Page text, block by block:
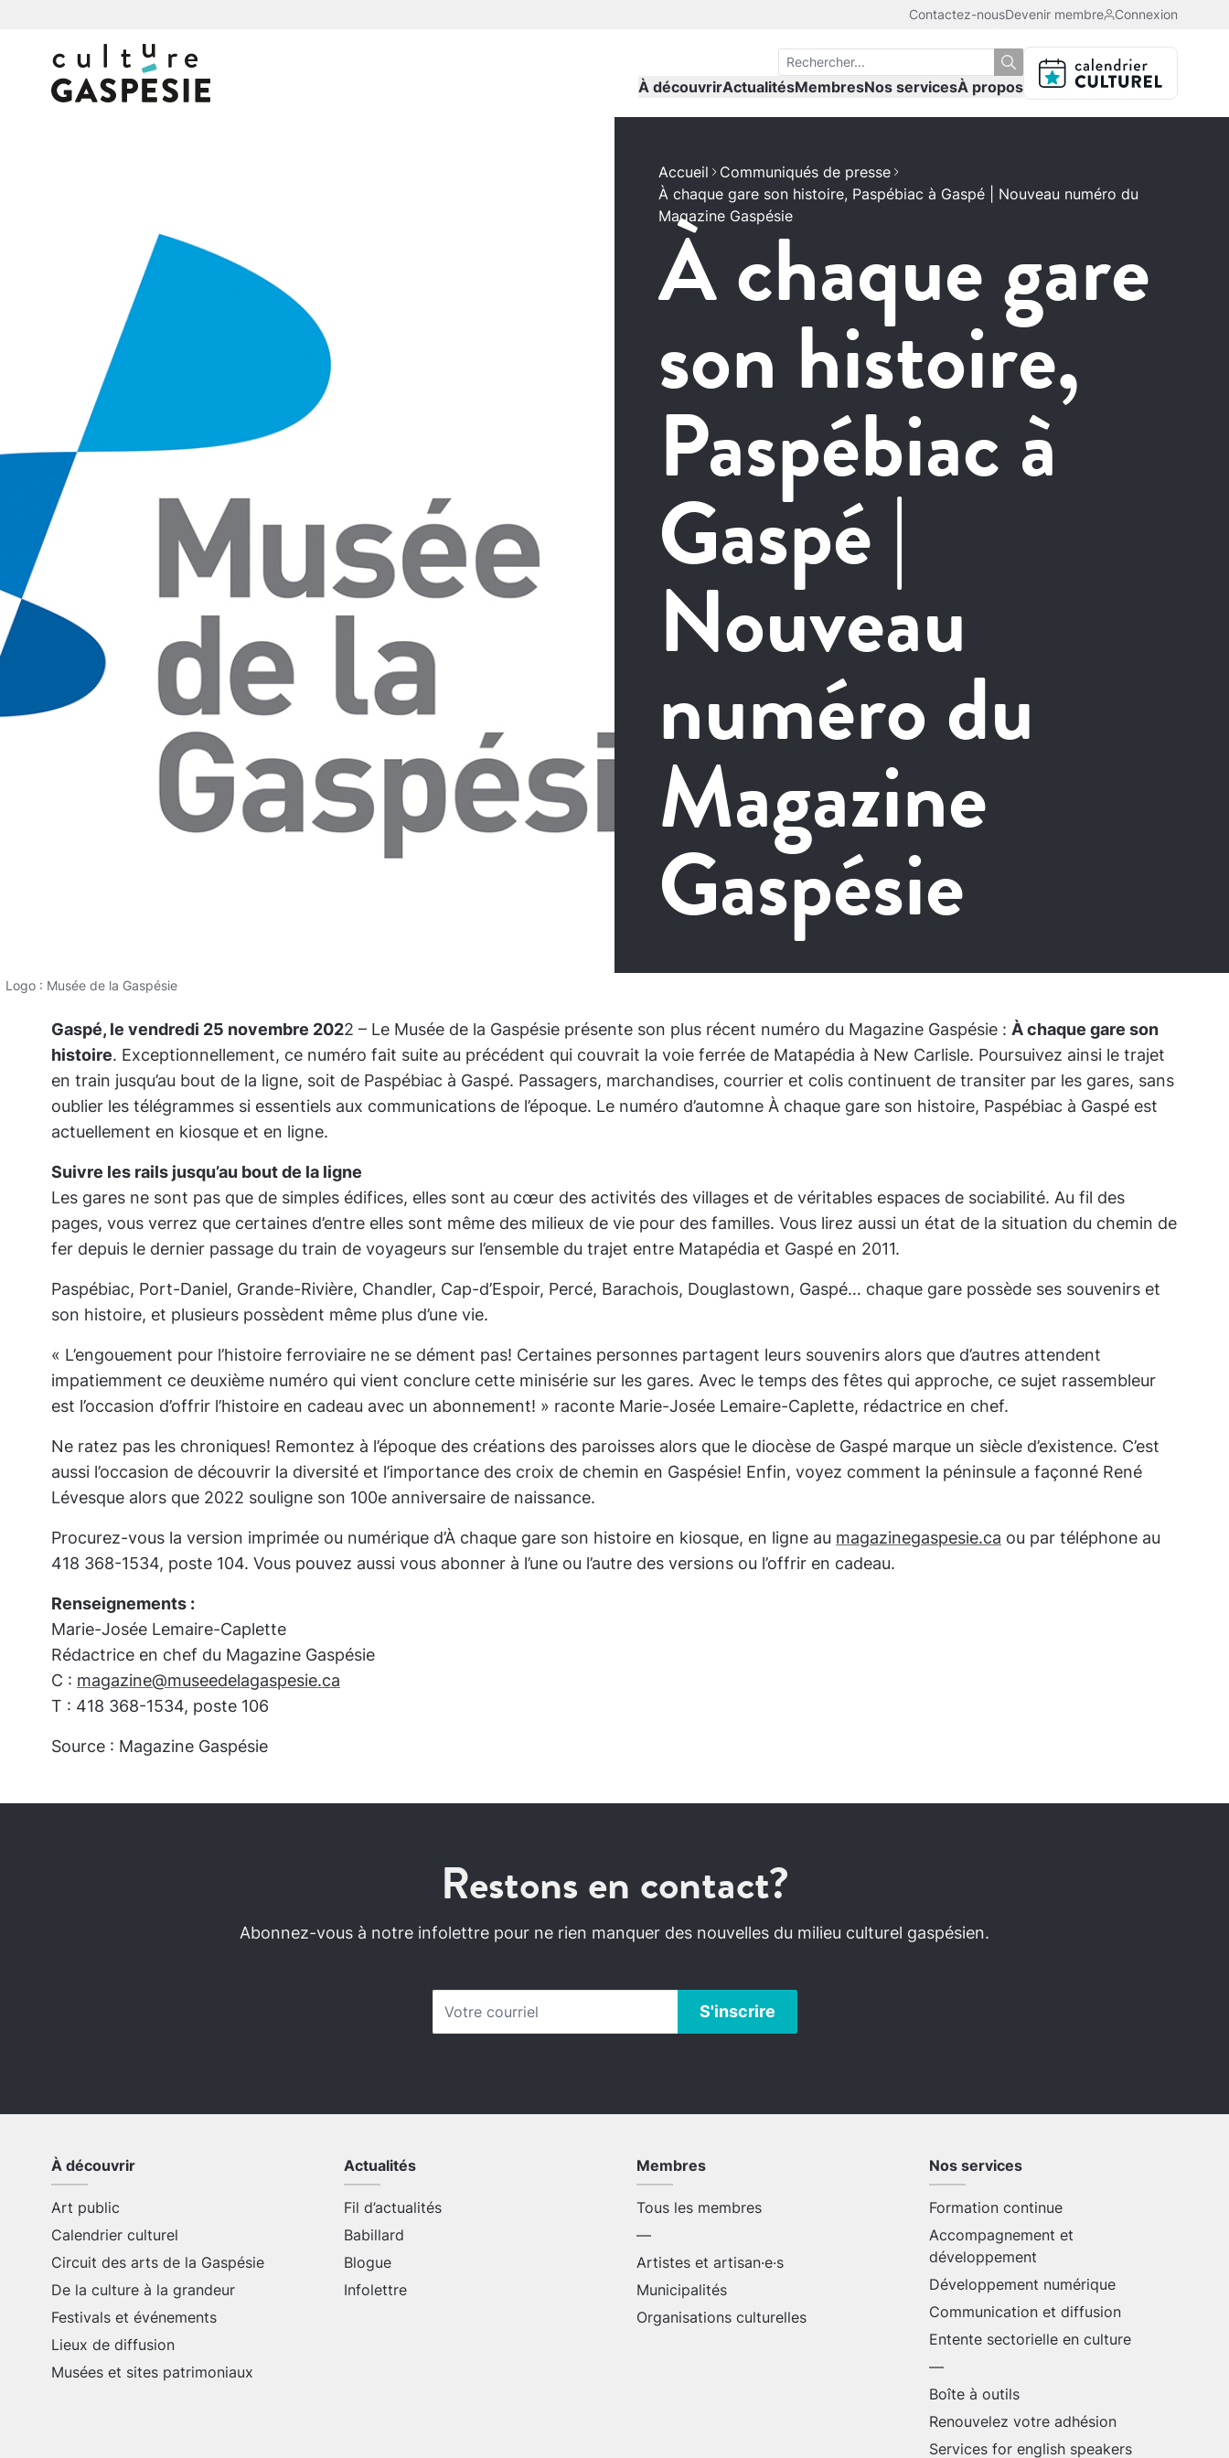
Contactez-nousDevenir membre Connexion
À découvrirActualitésMembresNos servicesÀ propos
Logo : Musée de la Gaspésie
Accueil
Communiqués de presse
À chaque gare son histoire, Paspébiac à Gaspé | Nouveau numéro du
Magazine Gaspésie
À chaque gare
son histoire,
Paspébiac à
Gaspé |
Nouveau
numéro du
Magazine
Gaspésie
Gaspé, le vendredi 25 novembre 2022 – Le Musée de la Gaspésie présente son plus récent numéro du Magazine Gaspésie : À chaque gare son
histoire. Exceptionnellement, ce numéro fait suite au précédent qui couvrait la voie ferrée de Matapédia à New Carlisle. Poursuivez ainsi le trajet
en train jusqu’au bout de la ligne, soit de Paspébiac à Gaspé. Passagers, marchandises, courrier et colis continuent de transiter par les gares, sans
oublier les télégrammes si essentiels aux communications de l’époque. Le numéro d’automne À chaque gare son histoire, Paspébiac à Gaspé est
actuellement en kiosque et en ligne.
Suivre les rails jusqu’au bout de la ligne
Les gares ne sont pas que de simples édifices, elles sont au cœur des activités des villages et de véritables espaces de sociabilité. Au fil des
pages, vous verrez que certaines d’entre elles sont même des milieux de vie pour des familles. Vous lirez aussi un état de la situation du chemin de
fer depuis le dernier passage du train de voyageurs sur l’ensemble du trajet entre Matapédia et Gaspé en 2011.
Paspébiac, Port-Daniel, Grande-Rivière, Chandler, Cap-d’Espoir, Percé, Barachois, Douglastown, Gaspé… chaque gare possède ses souvenirs et
son histoire, et plusieurs possèdent même plus d’une vie.
« L’engouement pour l’histoire ferroviaire ne se dément pas! Certaines personnes partagent leurs souvenirs alors que d’autres attendent
impatiemment ce deuxième numéro qui vient conclure cette minisérie sur les gares. Avec le temps des fêtes qui approche, ce sujet rassembleur
est l’occasion d’offrir l’histoire en cadeau avec un abonnement! » raconte Marie-Josée Lemaire-Caplette, rédactrice en chef.
Ne ratez pas les chroniques! Remontez à l’époque des créations des paroisses alors que le diocèse de Gaspé marque un siècle d’existence. C’est
aussi l’occasion de découvrir la diversité et l’importance des croix de chemin en Gaspésie! Enfin, voyez comment la péninsule a façonné René
Lévesque alors que 2022 souligne son 100e anniversaire de naissance.
Procurez-vous la version imprimée ou numérique d’À chaque gare son histoire en kiosque, en ligne au magazinegaspesie.ca ou par téléphone au
418 368-1534, poste 104. Vous pouvez aussi vous abonner à l’une ou l’autre des versions ou l’offrir en cadeau.
Renseignements :
Marie-Josée Lemaire-Caplette
Rédactrice en chef du Magazine Gaspésie
C : magazine@museedelagaspesie.ca
T : 418 368-1534, poste 106
Source : Magazine Gaspésie
Restons en contact?
Abonnez-vous à notre infolettre pour ne rien manquer des nouvelles du milieu culturel gaspésien.
À découvrir
Art public
Calendrier culturel
Circuit des arts de la Gaspésie
De la culture à la grandeur
Festivals et événements
Lieux de diffusion
Musées et sites patrimoniaux
Actualités
Fil d’actualités
Babillard
Blogue
Infolettre
Membres
Tous les membres
—
Artistes et artisan·e·s
Municipalités
Organisations culturelles
Nos services
Formation continue
Accompagnement et
développement
Développement numérique
Communication et diffusion
Entente sectorielle en culture
—
Boîte à outils
Renouvelez votre adhésion
Services for english speakers